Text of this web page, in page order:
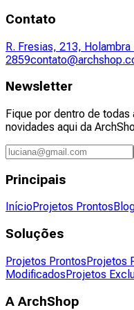
Contato
R. Fresias, 213, Holambra
2859
Newsletter
Fique por dentro de todas
novidades aqui da
Principais
InícioProjetos Prontos
Soluções
Projetos ProntosProjetos
ModificadosProjetos
A ArchShop